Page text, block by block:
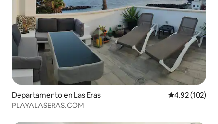
Departamento en Las Eras Calificación
4.92 (102)
PLAYALASERAS.COM